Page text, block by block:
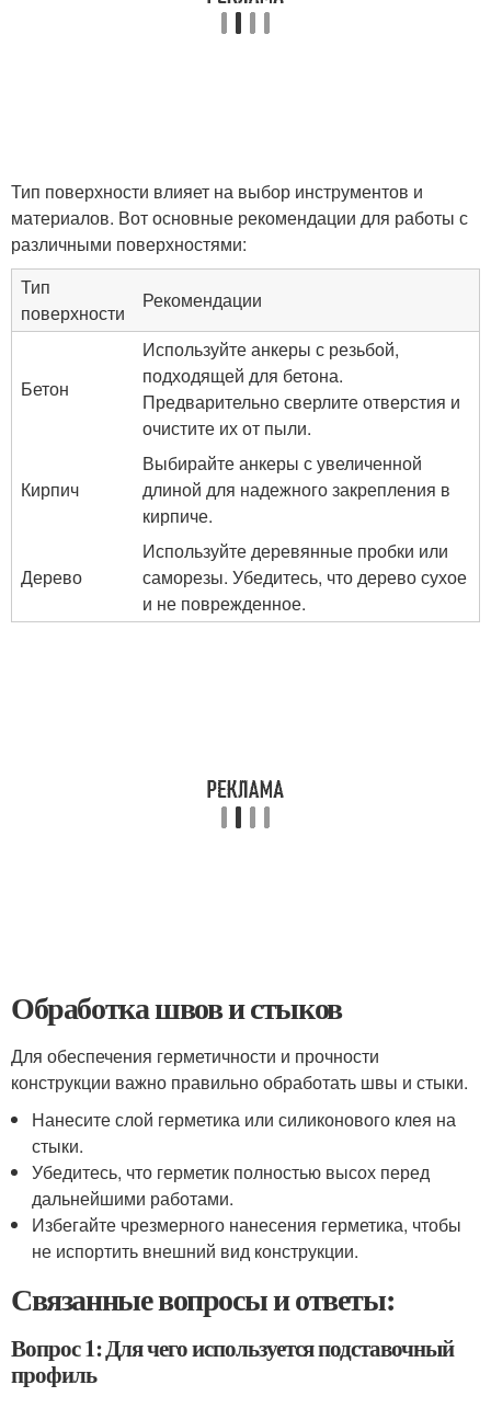
Тип поверхности влияет на выбор инструментов и
материалов. Вот основные рекомендации для работы с
различными поверхностями:
Тип
поверхности
Рекомендации
Бетон
Используйте анкеры с резьбой,
подходящей для бетона.
Предварительно сверлите отверстия и
очистите их от пыли.
Кирпич
Выбирайте анкеры с увеличенной
длиной для надежного закрепления в
кирпиче.
Дерево
Используйте деревянные пробки или
саморезы. Убедитесь, что дерево сухое
и не поврежденное.
Обработка швов и стыков
Для обеспечения герметичности и прочности
конструкции важно правильно обработать швы и стыки.
Нанесите слой герметика или силиконового клея на
стыки.
Убедитесь, что герметик полностью высох перед
дальнейшими работами.
Избегайте чрезмерного нанесения герметика, чтобы
не испортить внешний вид конструкции.
Связанные вопросы и ответы:
Вопрос 1: Для чего используется подставочный
профиль